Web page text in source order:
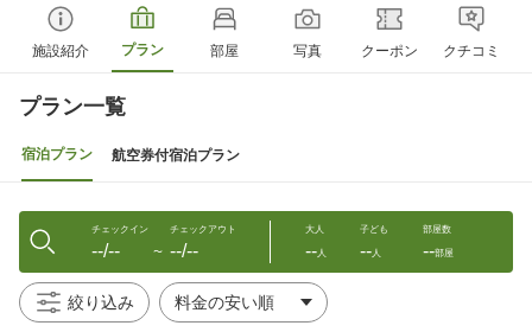
施設紹介 プラン 部屋 写真 クーポン クチコミ
プラン一覧
宿泊プラン 航空券付宿泊プラン
チェックイン
--/-- 〜
チェックアウト
--/--
大人
--人
子ども
--人
部屋数
--部屋
絞り込み